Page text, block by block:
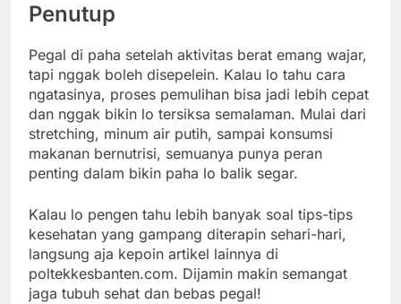
Penutup
Pegal di paha setelah aktivitas berat emang wajar,
tapi nggak boleh disepelein. Kalau lo tahu cara
ngatasinya, proses pemulihan bisa jadi lebih cepat
dan nggak bikin lo tersiksa semalaman. Mulai dari
stretching, minum air putih, sampai konsumsi
makanan bernutrisi, semuanya punya peran
penting dalam bikin paha lo balik segar.
Kalau lo pengen tahu lebih banyak soal tips-tips
kesehatan yang gampang diterapin sehari-hari,
langsung aja kepoin artikel lainnya di
poltekkesbanten.com. Dijamin makin semangat
jaga tubuh sehat dan bebas pegal!